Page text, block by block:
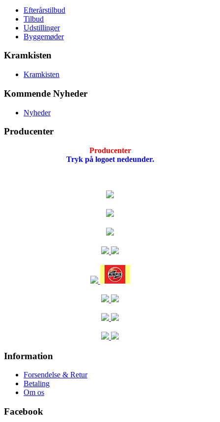
Efterårstilbud
Tilbud
Udstillinger
Byggemøder
Kramkisten
Kramkisten
Kommende Nyheder
Nyheder
Producenter
Producenter
Tryk på logoet nedeunder.
Information
Forsendelse & Retur
Betaling
Om os
Facebook